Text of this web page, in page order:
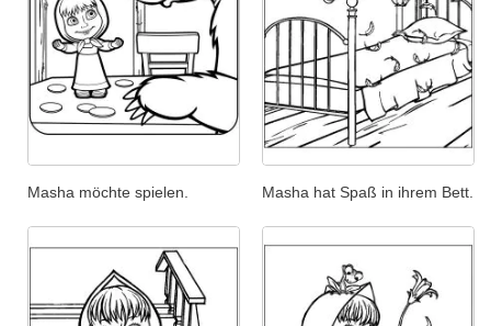
Masha möchte spielen. Masha hat Spaß in ihrem Bett.